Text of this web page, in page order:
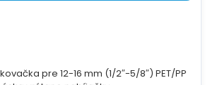
pre 12-16 mm (1/2″-5/8″) PET/PP